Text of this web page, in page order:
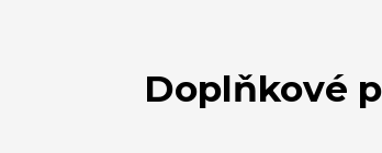
Doplňkové